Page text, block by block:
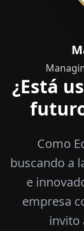
¿Está
Como
buscando a
e
empresa
invito